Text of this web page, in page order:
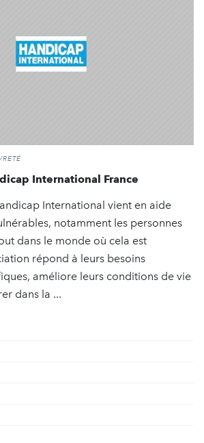
International France
International vient en aide
notamment les personnes
dans le monde où cela est
répond à leurs besoins
améliore leurs conditions de vie
dans la ...